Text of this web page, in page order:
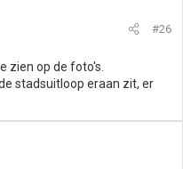
#26
zien op de foto's.
stadsuitloop eraan zit, er